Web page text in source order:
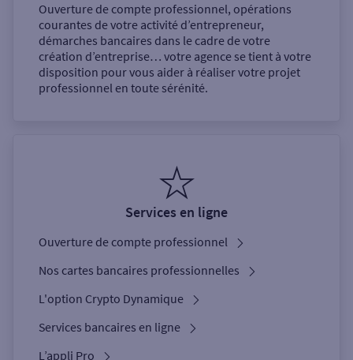
Ouverture de compte professionnel, opérations
courantes de votre activité d’entrepreneur,
démarches bancaires dans le cadre de votre
création d’entreprise… votre agence se tient à votre
disposition pour vous aider à réaliser votre projet
professionnel en toute sérénité.
Services en ligne
Ouverture de compte professionnel
Nos cartes bancaires professionnelles
L'option Crypto Dynamique
Services bancaires en ligne
L’appli Pro